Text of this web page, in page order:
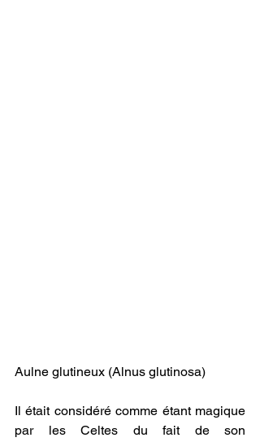
Aulne glutineux (Alnus glutinosa)
Il était considéré comme étant magique
par les Celtes du fait de son